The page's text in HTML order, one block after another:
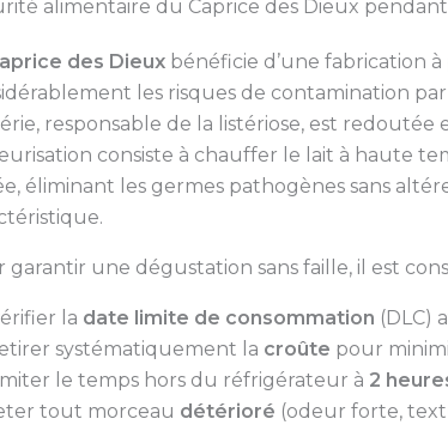
alimentaire du Caprice des Dieux pendant
des Dieuxbénéficie d’une fabrication
les risques de contamination
responsable de la listériose, est redoutée
consiste à chauffer le lait à haute
éliminant les germes pathogènes sans
garantir une dégustation sans faille, il est
la date limite de consommation (DLC)
systématiquement la croûte pour
le temps hors du réfrigérateur à 2
tout morceau détérioré (odeur forte,